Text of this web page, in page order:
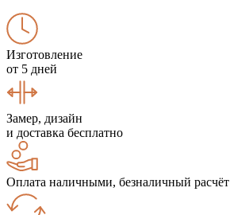
Изготовление
от 5 дней
Замер, дизайн
и доставка бесплатно
Оплата наличными, безналичный расчёт